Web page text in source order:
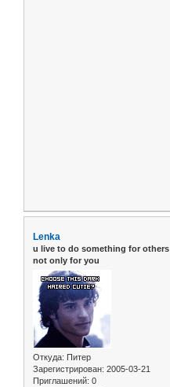
Lenka
u live to do something for others
not only for you
Откуда: Питер
Зарегистрирован: 2005-03-21
Приглашений: 0